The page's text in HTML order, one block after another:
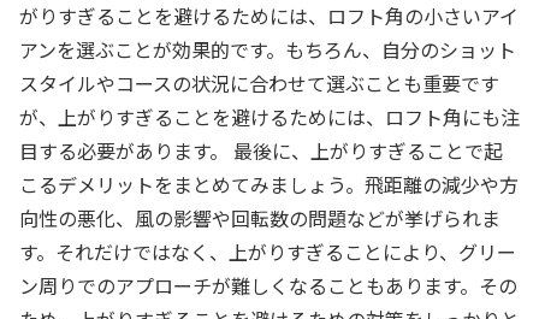
がりすぎることを避けるためには、ロフト角の小さいアイ
アンを選ぶことが効果的です。もちろん、自分のショット
スタイルやコースの状況に合わせて選ぶことも重要です
が、上がりすぎることを避けるためには、ロフト角にも注
目する必要があります。 最後に、上がりすぎることで起
こるデメリットをまとめてみましょう。飛距離の減少や方
向性の悪化、風の影響や回転数の問題などが挙げられま
す。それだけではなく、上がりすぎることにより、グリー
ン周りでのアプローチが難しくなることもあります。その